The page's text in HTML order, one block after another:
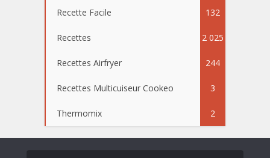
Recette Facile 132
Recettes 2 025
Recettes Airfryer 244
Recettes Multicuiseur Cookeo 3
Thermomix 2